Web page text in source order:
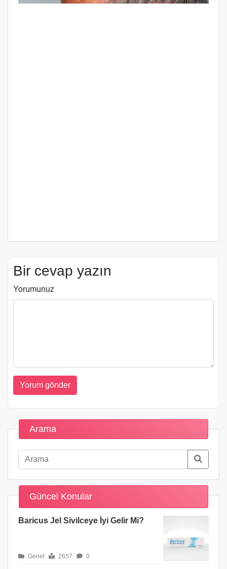
Bir cevap yazın
Yorumunuz
Arama
Güncel Konular
Baricus Jel Sivilceye İyi Gelir Mi?
Genel 2657 0